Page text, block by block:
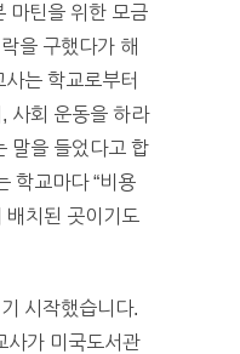
마틴을 위한 모금
을 구했다가 해
는 학교로부터
사회 운동을 하라
말을 들었다고 합
학교마다 “비용
배치된 곳이기도
시작했습니다.
사가 미국도서관